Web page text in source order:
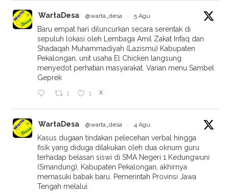
WartaDesa @warta_desa · 5 Agu
Baru empat hari diluncurkan secara serentak di
sepuluh lokasi oleh Lembaga Amil Zakat Infaq dan
Shadaqah Muhammadiyah (Lazismu) Kabupaten
Pekalongan, unit usaha El Chicken langsung
menyedot perhatian masyarakat. Varian menu Sambel
Geprek
1 1 X
WartaDesa @warta_desa · 4 Agu
Kasus dugaan tindakan pelecehan verbal hingga
fisik yang diduga dilakukan oleh dua oknum guru
terhadap belasan siswi di SMA Negeri 1 Kedungwuni
(Smandung), Kabupaten Pekalongan, akhirnya
memasuki babak baru. Pemerintah Provinsi Jawa
Tengah melalui